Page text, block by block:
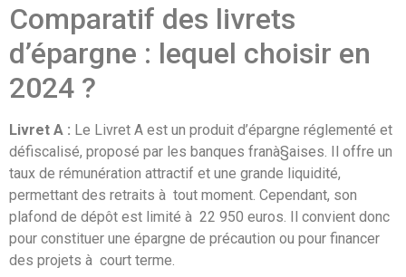
Comparatif des livrets
d’épargne : lequel choisir en
2024 ?
Livret A : Le Livret A est un produit d’épargne réglementé et
défiscalisé, proposé par les banques franà§aises. Il offre un
taux de rémunération attractif et une grande liquidité,
permettant des retraits à tout moment. Cependant, son
plafond de dépôt est limité à 22 950 euros. Il convient donc
pour constituer une épargne de précaution ou pour financer
des projets à court terme.